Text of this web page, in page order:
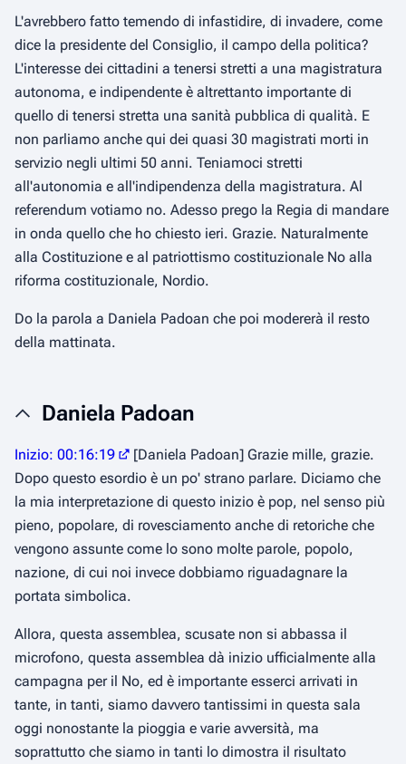
L'avrebbero fatto temendo di infastidire, di invadere, come
dice la presidente del Consiglio, il campo della politica?
L'interesse dei cittadini a tenersi stretti a una magistratura
autonoma, e indipendente è altrettanto importante di
quello di tenersi stretta una sanità pubblica di qualità. E
non parliamo anche qui dei quasi 30 magistrati morti in
servizio negli ultimi 50 anni. Teniamoci stretti
all'autonomia e all'indipendenza della magistratura. Al
referendum votiamo no. Adesso prego la Regia di mandare
in onda quello che ho chiesto ieri. Grazie. Naturalmente
alla Costituzione e al patriottismo costituzionale No alla
riforma costituzionale, Nordio.
Do la parola a Daniela Padoan che poi modererà il resto
della mattinata.
Daniela Padoan
Inizio: 00:16:19
[Daniela Padoan] Grazie mille, grazie.
Dopo questo esordio è un po' strano parlare. Diciamo che
la mia interpretazione di questo inizio è pop, nel senso più
pieno, popolare, di rovesciamento anche di retoriche che
vengono assunte come lo sono molte parole, popolo,
nazione, di cui noi invece dobbiamo riguadagnare la
portata simbolica.
Allora, questa assemblea, scusate non si abbassa il
microfono, questa assemblea dà inizio ufficialmente alla
campagna per il No, ed è importante esserci arrivati in
tante, in tanti, siamo davvero tantissimi in questa sala
oggi nonostante la pioggia e varie avversità, ma
soprattutto che siamo in tanti lo dimostra il risultato